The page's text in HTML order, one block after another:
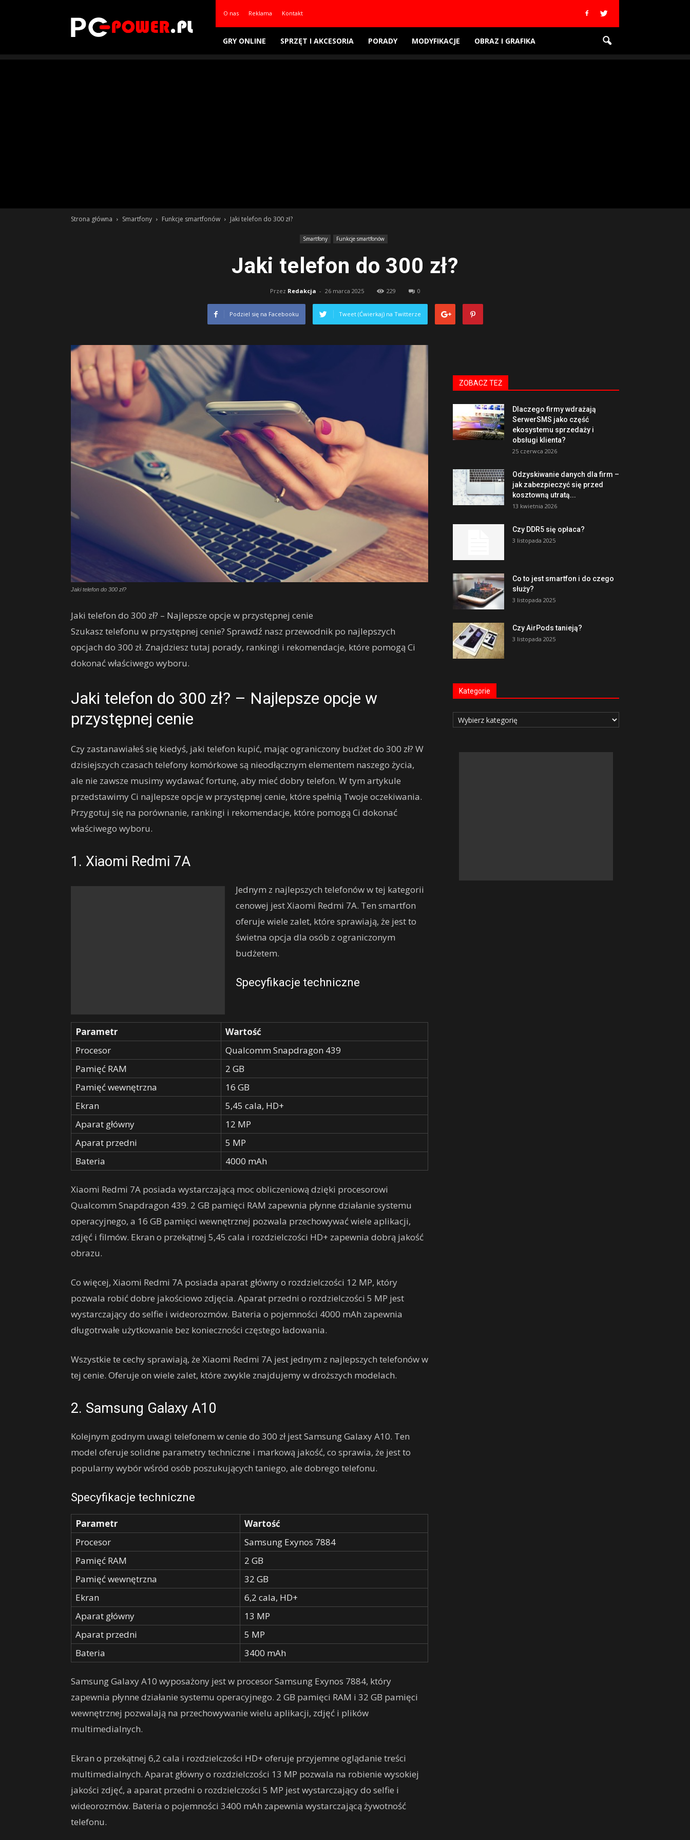
power.pl
O nas Reklama Kontakt
GRY ONLINE SPRZĘT I AKCESORIA PORADY MODYFIKACJE OBRAZ I GRAFIKA
Strona główna Smartfony Funkcje smartfonów Jaki telefon do 300 zł?
Smartfony Funkcje smartfonów
Jaki telefon do 300 zł?
Przez Redakcja - 26 marca 2025 229 0
Podziel się na Facebooku Tweet (Ćwierkaj) na Twitterze
Jaki telefon do 300 zł?
Jaki telefon do 300 zł? – Najlepsze opcje w przystępnej cenie
Szukasz telefonu w przystępnej cenie? Sprawdź nasz przewodnik po najlepszych
opcjach do 300 zł. Znajdziesz tutaj porady, rankingi i rekomendacje, które pomogą Ci
dokonać właściwego wyboru.
Jaki telefon do 300 zł? – Najlepsze opcje w
przystępnej cenie
Czy zastanawiałeś się kiedyś, jaki telefon kupić, mając ograniczony budżet do 300 zł? W
dzisiejszych czasach telefony komórkowe są nieodłącznym elementem naszego życia,
ale nie zawsze musimy wydawać fortunę, aby mieć dobry telefon. W tym artykule
przedstawimy Ci najlepsze opcje w przystępnej cenie, które spełnią Twoje oczekiwania.
Przygotuj się na porównanie, rankingi i rekomendacje, które pomogą Ci dokonać
właściwego wyboru.
1. Xiaomi Redmi 7A
Jednym z najlepszych telefonów w tej kategorii
cenowej jest Xiaomi Redmi 7A. Ten smartfon
oferuje wiele zalet, które sprawiają, że jest to
świetna opcja dla osób z ograniczonym
budżetem.
Specyfikacje techniczne
Parametr
Wartość
Procesor
Qualcomm Snapdragon 439
Pamięć RAM
2 GB
Pamięć wewnętrzna
16 GB
Ekran
5,45 cala, HD+
Aparat główny
12 MP
Aparat przedni
5 MP
Bateria
4000 mAh
Xiaomi Redmi 7A posiada wystarczającą moc obliczeniową dzięki procesorowi
Qualcomm Snapdragon 439. 2 GB pamięci RAM zapewnia płynne działanie systemu
operacyjnego, a 16 GB pamięci wewnętrznej pozwala przechowywać wiele aplikacji,
zdjęć i filmów. Ekran o przekątnej 5,45 cala i rozdzielczości HD+ zapewnia dobrą jakość
obrazu.
Co więcej, Xiaomi Redmi 7A posiada aparat główny o rozdzielczości 12 MP, który
pozwala robić dobre jakościowo zdjęcia. Aparat przedni o rozdzielczości 5 MP jest
wystarczający do selfie i wideorozmów. Bateria o pojemności 4000 mAh zapewnia
długotrwałe użytkowanie bez konieczności częstego ładowania.
Wszystkie te cechy sprawiają, że Xiaomi Redmi 7A jest jednym z najlepszych telefonów w
tej cenie. Oferuje on wiele zalet, które zwykle znajdujemy w droższych modelach.
2. Samsung Galaxy A10
Kolejnym godnym uwagi telefonem w cenie do 300 zł jest Samsung Galaxy A10. Ten
model oferuje solidne parametry techniczne i markową jakość, co sprawia, że jest to
popularny wybór wśród osób poszukujących taniego, ale dobrego telefonu.
Specyfikacje techniczne
Parametr
Wartość
Procesor
Samsung Exynos 7884
Pamięć RAM
2 GB
Pamięć wewnętrzna
32 GB
Ekran
6,2 cala, HD+
Aparat główny
13 MP
Aparat przedni
5 MP
Bateria
3400 mAh
Samsung Galaxy A10 wyposażony jest w procesor Samsung Exynos 7884, który
zapewnia płynne działanie systemu operacyjnego. 2 GB pamięci RAM i 32 GB pamięci
wewnętrznej pozwalają na przechowywanie wielu aplikacji, zdjęć i plików
multimedialnych.
Ekran o przekątnej 6,2 cala i rozdzielczości HD+ oferuje przyjemne oglądanie treści
multimedialnych. Aparat główny o rozdzielczości 13 MP pozwala na robienie wysokiej
jakości zdjęć, a aparat przedni o rozdzielczości 5 MP jest wystarczający do selfie i
wideorozmów. Bateria o pojemności 3400 mAh zapewnia wystarczającą żywotność
telefonu.
ZOBACZ TEŻ
Dlaczego firmy wdrażają
SerwerSMS jako część
ekosystemu sprzedaży i
obsługi klienta?
25 czerwca 2026
Odzyskiwanie danych dla firm –
jak zabezpieczyć się przed
kosztowną utratą...
13 kwietnia 2026
Czy DDR5 się opłaca?
3 listopada 2025
Co to jest smartfon i do czego
służy?
3 listopada 2025
Czy AirPods tanieją?
3 listopada 2025
Kategorie
Kategorie